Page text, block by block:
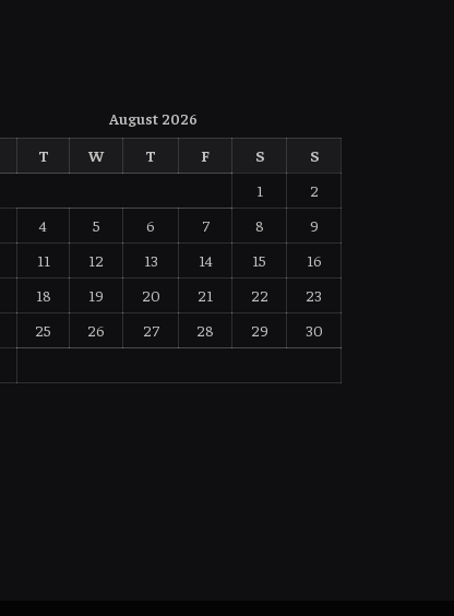
August 2026
T W T F S
S
1
2
4 5 6 7 8
9
11 12 13 14 15
16
18 19 20 21 22
23
25 26 27 28 29
30